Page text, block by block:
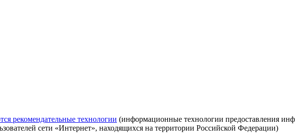
рекомендательные технологии (информационные технологии предоставления
сети «Интернет», находящихся на территории Российской Федерации)